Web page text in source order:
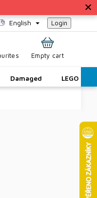
English Login
SHOPPING
Empty cart
Damaged LEGO